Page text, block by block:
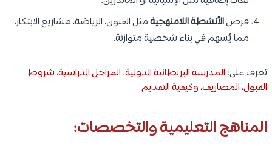
فرصالأنشطة اللامنهجيةمثل الفنون، الرياضة، مشاريع الابتكار،
مما يُسهم في بناء شخصية متوازنة.
تعرف على: المدرسة البريطانية الدولية: المراحل الدراسية، شروط
القبول، المصاريف، وكيفية التقديم
المناهج التعليمية والتخصصات: